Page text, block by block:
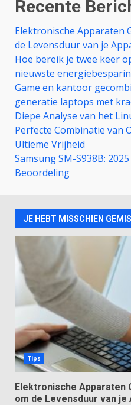
Recente
Elektronische Apparaten
de Levensduur van je
Hoe bereik je twee keer
nieuwste
Game en kantoor
generatie laptops met
Diepe Analyse van het
Perfecte Combinatie van
Ultieme Vrijheid
Samsung SM-S938B:
Beoordeling
JE HEBT MISSCHIEN
Tips
Elektronische Apparaten
om de Levensduur van